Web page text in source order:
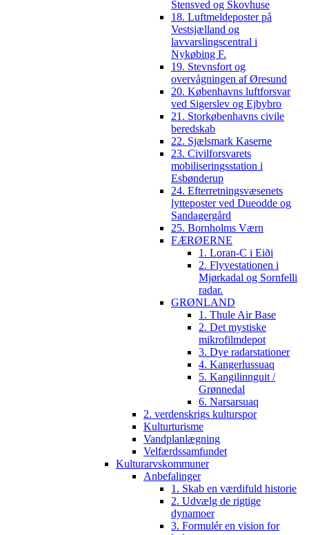
Stensved og Skovhuse
18. Luftmeldeposter på
Vestsjælland og
lavvarslingscentral i
Nykøbing F.
19. Stevnsfort og
overvågningen af Øresund
20. Københavns luftforsvar
ved Sigerslev og Ejbybro
21. Storkøbenhavns civile
beredskab
22. Sjælsmark Kaserne
23. Civilforsvarets
mobiliseringsstation i
Esbønderup
24. Efterretningsvæsenets
lytteposter ved Dueodde og
Sandagergård
25. Bornholms Værn
FÆRØERNE
1. Loran-C i Eiði
2. Flyvestationen i
Mjørkadal og Sornfelli
radar.
GRØNLAND
1. Thule Air Base
2. Det mystiske
mikrofilmdepot
3. Dye radarstationer
4. Kangerlussuaq
5. Kangilinnguit /
Grønnedal
6. Narsarsuaq
2. verdenskrigs kulturspor
Kulturturisme
Vandplanlægning
Velfærdssamfundet
Kulturarvskommuner
Anbefalinger
1. Skab en værdifuld historie
2. Udvælg de rigtige
dynamoer
3. Formulér en vision for